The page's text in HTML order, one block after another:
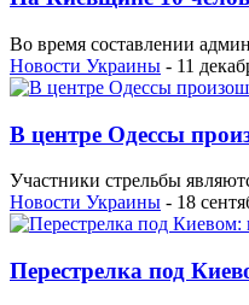
Во время составлении
Новости Украины - 11
В центре Одессы
Участники стрельбы
Новости Украины - 18
Перестрелка под